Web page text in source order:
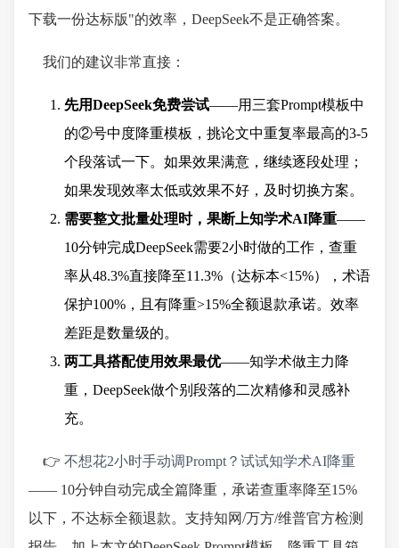
下载一份达标版"的效率，DeepSeek不是正确答案。
我们的建议非常直接：
先用DeepSeek免费尝试——用三套Prompt模板中
的②号中度降重模板，挑论文中重复率最高的3-5
个段落试一下。如果效果满意，继续逐段处理；
如果发现效率太低或效果不好，及时切换方案。
需要整文批量处理时，果断上知学术AI降重——
10分钟完成DeepSeek需要2小时做的工作，查重
率从48.3%直接降至11.3%（达标本<15%），术语
保护100%，且有降重>15%全额退款承诺。效率
差距是数量级的。
两工具搭配使用效果最优——知学术做主力降
重，DeepSeek做个别段落的二次精修和灵感补
充。
👉 不想花2小时手动调Prompt？试试知学术AI降重
—— 10分钟自动完成全篇降重，承诺查重率降至15%
以下，不达标全额退款。支持知网/万方/维普官方检测